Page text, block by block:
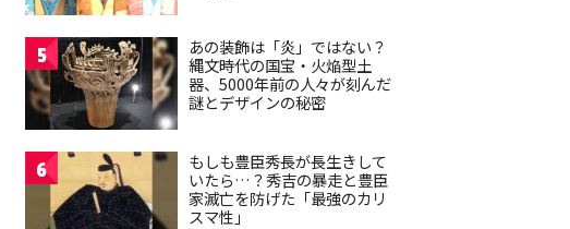
5
あの装飾は「炎」ではない？
縄文時代の国宝・火焔型土
器、5000年前の人々が刻んだ
謎とデザインの秘密
6
もしも豊臣秀長が長生きして
いたら…？秀吉の暴走と豊臣
家滅亡を防げた「最強のカリ
スマ性」